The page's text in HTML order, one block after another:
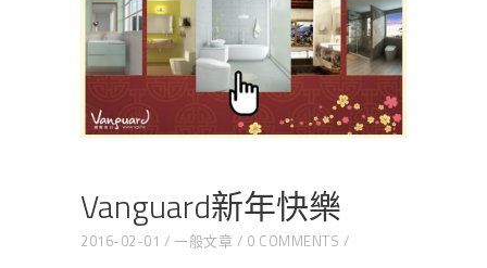
Vanguard新年快樂
2016-02-01 一般文章 0 COMMENTS